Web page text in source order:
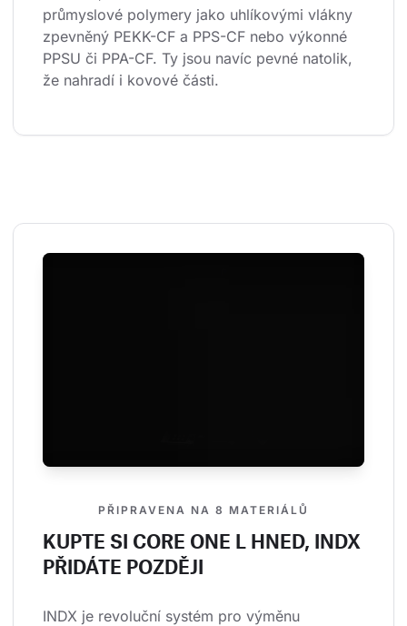
průmyslové polymery jako uhlíkovými vlákny
zpevněný PEKK-CF a PPS-CF nebo výkonné
PPSU či PPA-CF. Ty jsou navíc pevné natolik,
že nahradí i kovové části.
PŘIPRAVENA NA 8 MATERIÁLŮ
KUPTE SI CORE ONE L HNED, INDX
PŘIDÁTE POZDĚJI
INDX je revoluční systém pro výměnu